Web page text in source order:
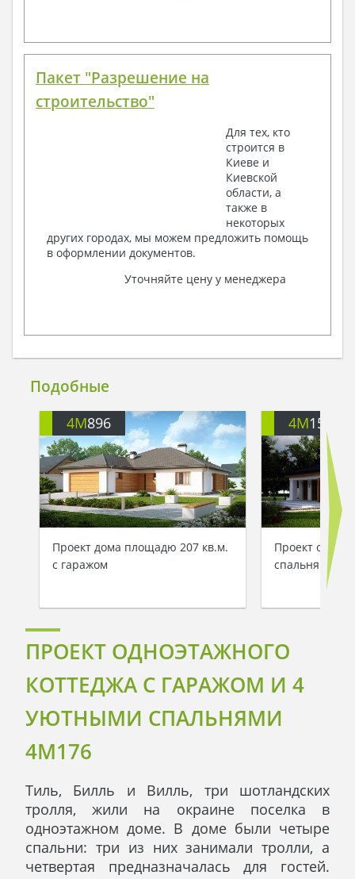
Пакет "Разрешение на
строительство"
Для тех, кто
строится в
Киеве и
Киевской
области, а
также в
некоторых
других городах, мы можем предложить помощь
в оформлении документов.
Уточняйте цену у менеджера
Подобные
4M896
Проект дома площадю 207 кв.м.
с гаражом
4M154
Проект
спальнями и
ПРОЕКТ ОДНОЭТАЖНОГО
КОТТЕДЖА С ГАРАЖОМ И 4
УЮТНЫМИ СПАЛЬНЯМИ
4M176
Тиль, Билль и Вилль, три шотландских
тролля, жили на окраине поселка в
одноэтажном доме. В доме были четыре
спальни: три из них занимали тролли, а
четвертая предназначалась для гостей.